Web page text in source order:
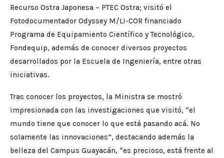
Recurso Ostra Japonesa – PTEC Ostra; visitó el
Fotodocumentador Odyssey M/LI-COR financiado
Programa de Equipamiento Científico y Tecnológico,
Fondequip, además de conocer diversos proyectos
desarrollados por la Escuela de Ingeniería, entre otras
iniciativas.
Tras conocer los proyectos, la Ministra se mostró
impresionada con las investigaciones que visitó, “el
mundo tiene que conocer lo que está pasando acá. No
solamente las innovaciones”, destacando además la
belleza del Campus Guayacán, “es precioso, está frente al